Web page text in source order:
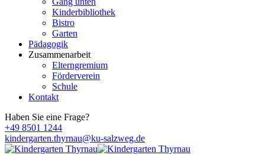
Kinderbibliothek
Bistro
Garten
Pädagogik
Zusammenarbeit
Elterngremium
Förderverein
Schule
Kontakt
Haben Sie eine Frage?
+49 8501 1244
kindergarten.thyrnau@ku-salzweg.de